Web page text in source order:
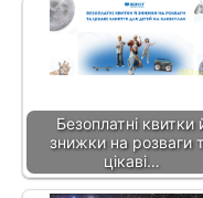
Безоплатні квитки
знижки на розваги
цікаві…